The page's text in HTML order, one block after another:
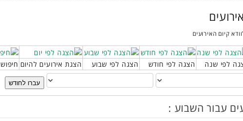
קיום האירועים
לפי שנה הצגה לפי חודש הצגה לפי שבוע הצגת אירועים להיום חיפוש
עברו לחודש
עבור השבוע :